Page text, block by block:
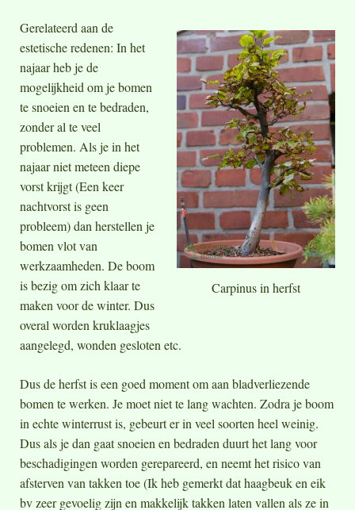
Carpinus in herfst
Gerelateerd aan de
estetische redenen: In het
najaar heb je de
mogelijkheid om je bomen
te snoeien en te bedraden,
zonder al te veel
problemen. Als je in het
najaar niet meteen diepe
vorst krijgt (Een keer
nachtvorst is geen
probleem) dan herstellen je
bomen vlot van
werkzaamheden. De boom
is bezig om zich klaar te
maken voor de winter. Dus
overal worden kruklaagjes
aangelegd, wonden gesloten etc.
Dus de herfst is een goed moment om aan bladverliezende
bomen te werken. Je moet niet te lang wachten. Zodra je boom
in echte winterrust is, gebeurt er in veel soorten heel weinig.
Dus als je dan gaat snoeien en bedraden duurt het lang voor
beschadigingen worden gerepareerd, en neemt het risico van
afsterven van takken toe (Ik heb gemerkt dat haagbeuk en eik
bv zeer gevoelig zijn en makkelijk takken laten vallen als ze in